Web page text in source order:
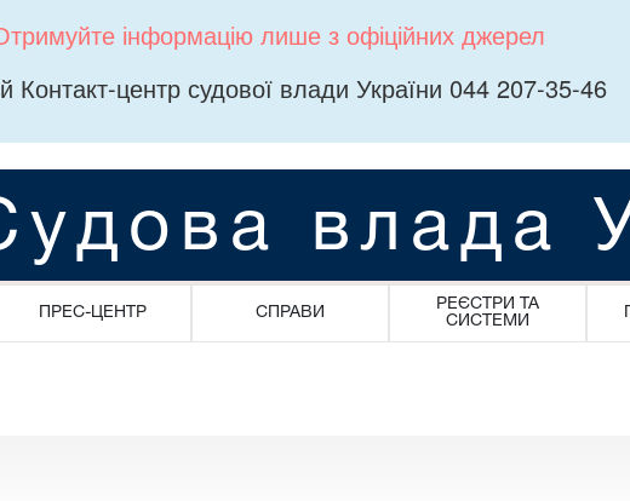
інформацію лише з офіційних джерел
Контакт-центр судової влади України 044 207-35-46
влада
ПРЕС-ЦЕНТР СПРАВИ
РЕЄСТРИ ТА
СИСТЕМИ